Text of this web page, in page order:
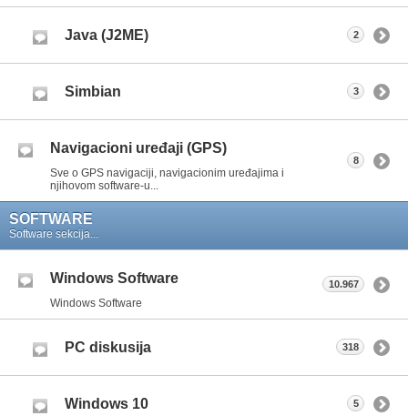
Java (J2ME) 2
Simbian 3
Navigacioni uređaji (GPS)
Sve o GPS navigaciji, navigacionim uređajima i
njihovom software-u...
8
SOFTWARE
Software sekcija...
Windows Software
Windows Software
10.967
PC diskusija 318
Windows 10 5